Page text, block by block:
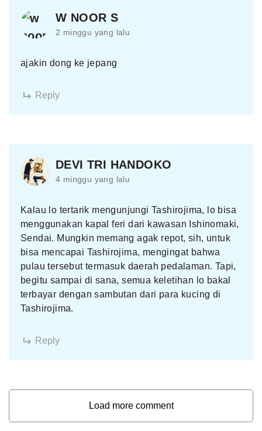
W NOOR S
2 minggu yang lalu
ajakin dong ke jepang
Reply
DEVI TRI HANDOKO
4 minggu yang lalu
Kalau lo tertarik mengunjungi Tashirojima, lo bisa
menggunakan kapal feri dari kawasan Ishinomaki,
Sendai. Mungkin memang agak repot, sih, untuk
bisa mencapai Tashirojima, mengingat bahwa
pulau tersebut termasuk daerah pedalaman. Tapi,
begitu sampai di sana, semua keletihan lo bakal
terbayar dengan sambutan dari para kucing di
Tashirojima.
Reply
Load more comment